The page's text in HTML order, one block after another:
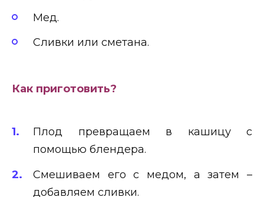
Мед.
Сливки или сметана.
Как приготовить?
Плод превращаем в кашицу с
помощью блендера.
Смешиваем его с медом, а затем –
добавляем сливки.